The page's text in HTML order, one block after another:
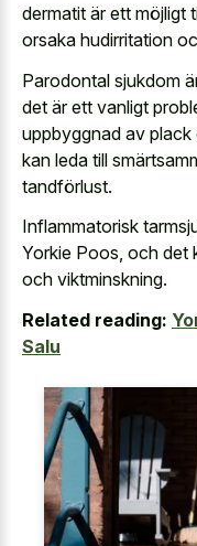
dermatit är ett möjligt
orsaka hudirritation
Parodontal sjukdom
det är ett vanligt
uppbyggnad av
kan leda till
tandförlust.
Inflammatorisk
Yorkie Poos, och det
och viktminskning.
Related reading:
Salu